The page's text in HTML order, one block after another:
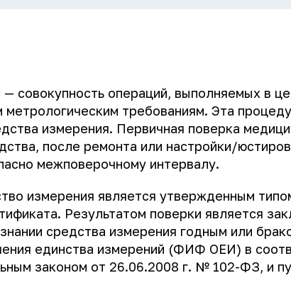
совокупность операций, выполняемых в
требованиям. Эта
измерения. Первичная поверка
после ремонта или настройки/
межповерочному интервалу.
измерения является утвержденным
Результатом поверки является
средства измерения годным или
единства измерений (ФИФ ОЕИ) в
законом от 26.06.2008 г. № 102-ФЗ, и